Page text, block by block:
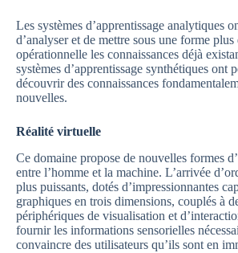
Les systèmes d’apprentissage analytiques
d’analyser et de mettre sous une forme
opérationnelle les connaissances déjà
systèmes d’apprentissage synthétiques ont
découvrir des connaissances
nouvelles.
Réalité virtuelle
Ce domaine propose de nouvelles formes
entre l’homme et la machine. L’arrivée
plus puissants, dotés d’impressionnantes
graphiques en trois dimensions, couplés à
périphériques de visualisation et
fournir les informations sensorielles
convaincre des utilisateurs qu’ils sont en